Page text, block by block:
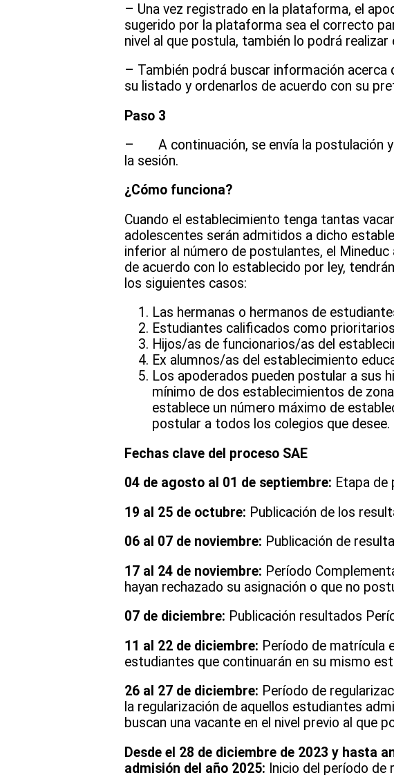
– Una vez registrado en la plataforma, el
sugerido por la plataforma sea el correcto
nivel al que postula, también lo podrá realizar
– También podrá buscar información
su listado y ordenarlos de acuerdo con su
Paso 3
– A continuación, se envía la postulación y
la sesión.
¿Cómo funciona?
Cuando el establecimiento tenga tantas
adolescentes serán admitidos a dicho
inferior al número de postulantes, el
de acuerdo con lo establecido por ley,
los siguientes casos:
Las hermanas o hermanos de
Estudiantes calificados como
Hijos/as de funcionarios/as del
Ex alumnos/as del establecimiento
Los apoderados pueden postular a sus
mínimo de dos establecimientos de
establece un número máximo de
postular a todos los colegios que desee.
Fechas clave del proceso SAE
04 de agosto al 01 de septiembre: Etapa de
19 al 25 de octubre: Publicación de los
06 al 07 de noviembre: Publicación de
17 al 24 de noviembre: Período
hayan rechazado su asignación o que no
07 de diciembre: Publicación resultados
11 al 22 de diciembre: Período de matrícula
estudiantes que continuarán en su mismo
26 al 27 de diciembre: Período de
la regularización de aquellos estudiantes
buscan una vacante en el nivel previo al que
Desde el 28 de diciembre de 2023 y hasta
admisión del año 2025: Inicio del período